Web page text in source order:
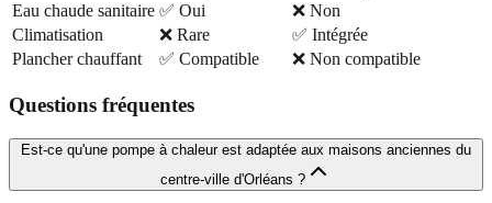
Eau chaude sanitaire ✅ Oui
❌ Non
Climatisation
❌ Rare
✅ Intégrée
Plancher chauffant
✅ Compatible ❌ Non compatible
Questions fréquentes
Est-ce qu'une pompe à chaleur est adaptée aux maisons anciennes du
centre-ville d'Orléans ?